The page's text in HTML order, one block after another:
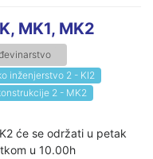
MK1, MK2
inženjerstvo 2 - KI2
2 - MK2
će se održati u petak
u 10.00h